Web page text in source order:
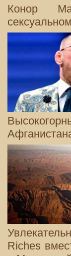
Конор
Riches